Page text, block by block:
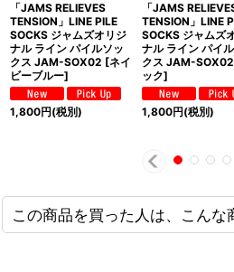
「JAMS RELIEVES
TENSION」LINE PILE
SOCKS ジャムズオリジ
ナル ライン パイルソッ
クス JAM-SOX02 [ネイ
ビーブルー]
1,800円(税別)
「JAMS
TENSION」LINE
SOCKS ジャムズ
ナル ライン パイ
クス JAM-
ック]
1,800円(税別)
この商品を買った人は、こんな